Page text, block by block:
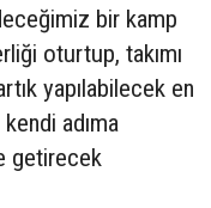
bir kamp
oturtup, takımı
yapılabilecek en
adıma
getirecek